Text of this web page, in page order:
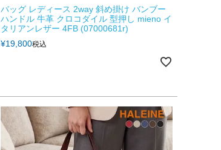
バッグ レディース 2way 斜め掛け バンブー
ハンドル 牛革 クロコダイル 型押し mieno イ
タリアンレザー 4FB (07000681r)
¥19,800税込